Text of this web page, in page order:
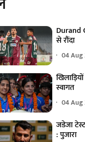
Durand
से रौंदा
04 Aug
स्वागत
04 Aug
जडेजा
: पुजारा